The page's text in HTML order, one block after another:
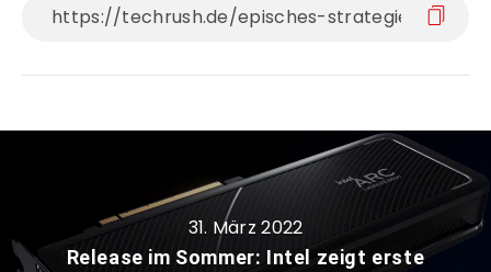
31. März 2022
Release im Sommer: Intel zeigt erste